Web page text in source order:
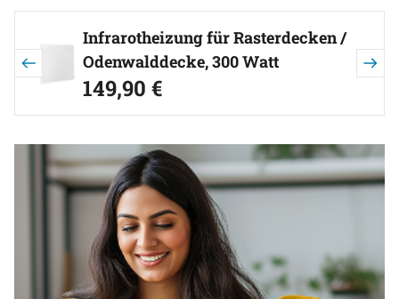
Artikel überspringen
Infrarotheizung für Rasterdecken /
Odenwalddecke, 300 Watt
jetzt:
149,90 €